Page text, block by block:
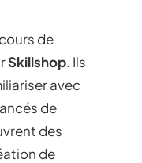
de
Skillshop. Ils
avec
de
des
de